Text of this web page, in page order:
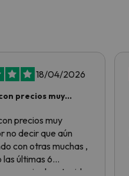
18/04/2026
precios muy
precios muy
no decir que aún
con otras muchas ,
las últimas 6
a esquiar han tenido